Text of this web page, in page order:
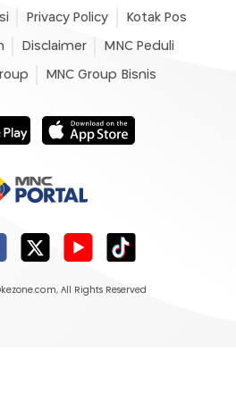
Privacy Policy Kotak Pos
Disclaimer MNC Peduli
MNC Group Bisnis
, All Rights Reserved